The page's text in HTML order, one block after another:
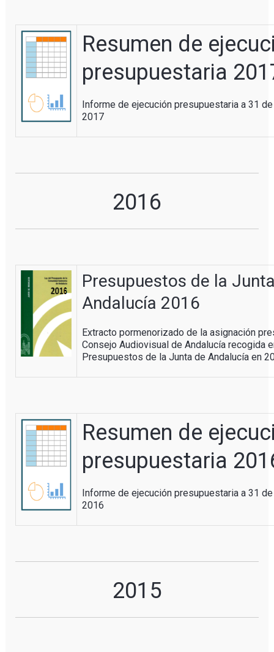
Resumen de
presupuestaria
Informe de ejecución presupuestaria a 31
2017
2016
Presupuestos de la
Andalucía 2016
Extracto pormenorizado de la asignación
Consejo Audiovisual de Andalucía recogida
Presupuestos de la Junta de Andalucía en
Resumen de
presupuestaria
Informe de ejecución presupuestaria a 31
2016
2015